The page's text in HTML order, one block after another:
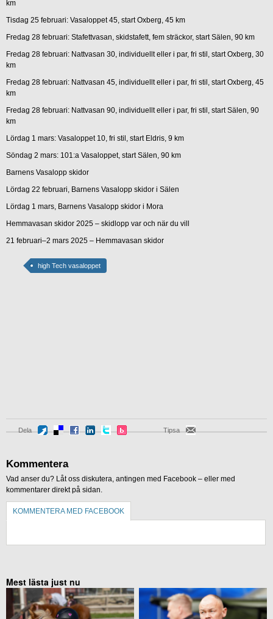
km
Tisdag 25 februari: Vasaloppet 45, start Oxberg, 45 km
Fredag 28 februari: Stafettvasan, skidstafett, fem sträckor, start Sälen, 90 km
Fredag 28 februari: Nattvasan 30, individuellt eller i par, fri stil, start Oxberg, 30
km
Fredag 28 februari: Nattvasan 45, individuellt eller i par, fri stil, start Oxberg, 45
km
Fredag 28 februari: Nattvasan 90, individuellt eller i par, fri stil, start Sälen, 90
km
Lördag 1 mars: Vasaloppet 10, fri stil, start Eldris, 9 km
Söndag 2 mars: 101:a Vasaloppet, start Sälen, 90 km
Barnens Vasalopp skidor
Lördag 22 februari, Barnens Vasalopp skidor i Sälen
Lördag 1 mars, Barnens Vasalopp skidor i Mora
Hemmavasan skidor 2025 – skidlopp var och när du vill
21 februari–2 mars 2025 – Hemmavasan skidor
high Tech vasaloppet
Dela Tipsa
Kommentera
Vad anser du? Låt oss diskutera, antingen med Facebook – eller med
kommentarer direkt på sidan.
KOMMENTERA MED FACEBOOK
Mest lästa just nu